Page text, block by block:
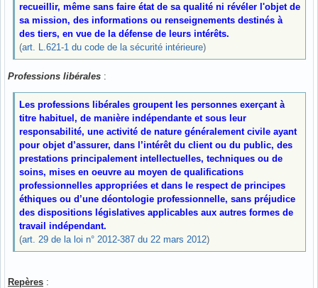
recueillir, même sans faire état de sa qualité ni révéler l'objet de
sa mission, des informations ou renseignements destinés à
des tiers, en vue de la défense de leurs intérêts.
(art. L.621-1 du code de la sécurité intérieure)
Professions libérales :
Les professions libérales groupent les personnes exerçant à
titre habituel, de manière indépendante et sous leur
responsabilité, une activité de nature généralement civile ayant
pour objet d’assurer, dans l’intérêt du client ou du public, des
prestations principalement intellectuelles, techniques ou de
soins, mises en oeuvre au moyen de qualifications
professionnelles appropriées et dans le respect de principes
éthiques ou d’une déontologie professionnelle, sans préjudice
des dispositions législatives applicables aux autres formes de
travail indépendant.
(art. 29 de la loi n° 2012-387 du 22 mars 2012)
Repères :